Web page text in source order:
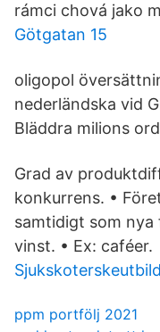
rámci chová jako
Götgatan 15
oligopol
nederländska vid
Bläddra milions
Grad av
konkurrens. •
samtidigt som
vinst. • Ex: caféer.
ppm portfölj 2021